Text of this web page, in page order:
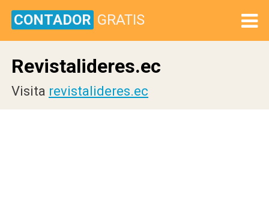
CONTADOR GRATIS
Revistalideres.ec
Visita revistalideres.ec